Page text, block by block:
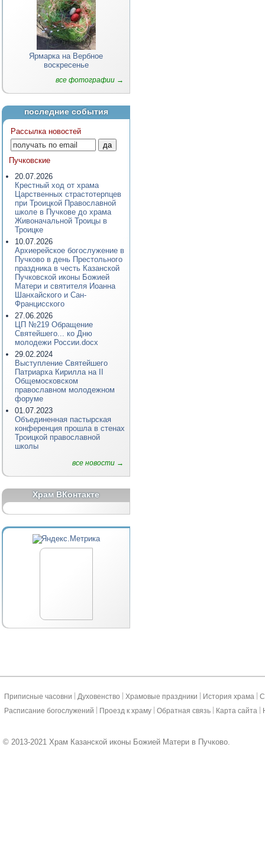
Ярмарка на Вербное
воскресенье
все фотографии →
последние события
Рассылка новостей
Пучковские
20.07.2026
Крестный ход от храма
Царственных страстотерпцев
при Троицкой Православной
школе в Пучкове до храма
Живоначальной Троицы в
Троицке
10.07.2026
Архиерейское богослужение в
Пучково в день Престольного
праздника в честь Казанской
Пучковской иконы Божией
Матери и святителя Иоанна
Шанхайского и Сан-
Францисского
27.06.2026
ЦП №219 Обращение
Святейшего... ко Дню
молодежи России.docx
29.02.2024
Выступление Святейшего
Патриарха Кирилла на II
Общемосковском
православном молодежном
форуме
01.07.2023
Объединенная пастырская
конференция прошла в стенах
Троицкой православной
школы
все новости →
Храм ВКонтакте
Приписные часовни Духовенство Храмовые праздники История храма
Расписание богослужений
Проезд к храму Обратная связь Карта сайта
© 2013-2021 Храм Казанской иконы Божией Матери в Пучково.